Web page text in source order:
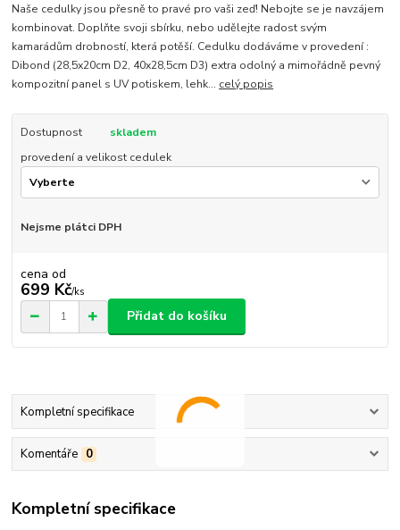
Naše cedulky jsou přesně to pravé pro vaši zeď! Nebojte se je navzájem
kombinovat. Doplňte svoji sbírku, nebo udělejte radost svým
kamarádům drobností, která potěší. Cedulku dodáváme v provedení :
Dibond (28,5x20cm D2, 40x28,5cm D3) extra odolný a mimořádně pevný
kompozitní panel s UV potiskem, lehk... celý popis
Dostupnost
skladem
provedení a velikost cedulek
Nejsme plátci DPH
cena od
699 Kč/ks
Přidat do košíku
Kompletní specifikace
Komentáře 0
Kompletní specifikace